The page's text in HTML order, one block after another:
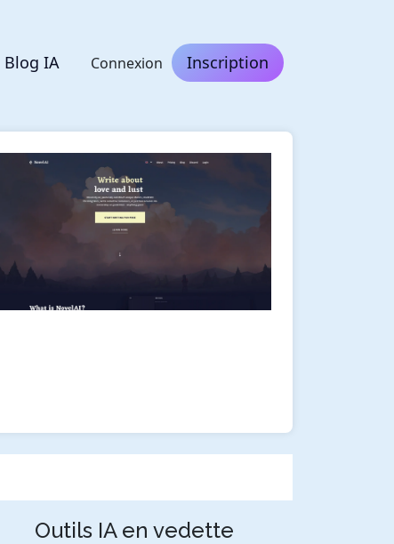
Blog IA Connexion Inscription
Outils IA en vedette